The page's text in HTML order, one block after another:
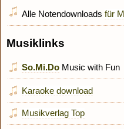
Alle Notendownloads für
Musiklinks
So.Mi.Do Music with Fun
Karaoke download
Musikverlag Top